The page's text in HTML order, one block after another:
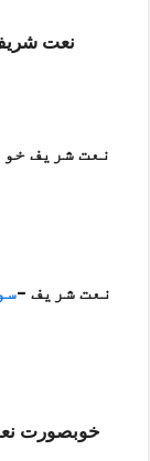
نعت
نعت شریف
نعت شریف –
خوبصورت